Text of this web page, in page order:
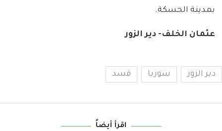
بمدينة الحسكة.
عثمان الخلف- دير الزور
دير الزور سوريا قسد
اقرأ أيضاً